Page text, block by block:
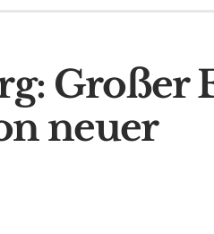
Großer
neuer